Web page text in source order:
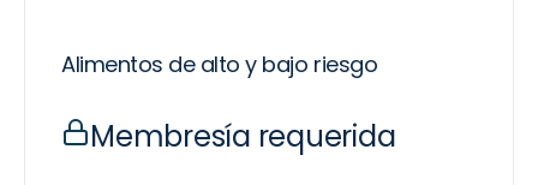
Alimentos de alto y bajo riesgo
Membresía requerida